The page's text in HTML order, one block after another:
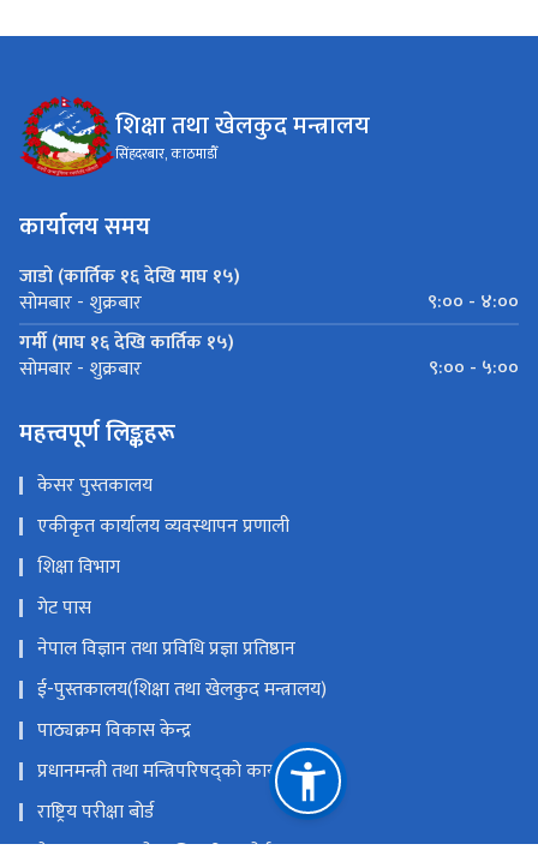
शिक्षा तथा खेलकुद मन्त्रालय
सिंहदरबार, काठमाडौँ
कार्यालय समय
जाडो (कार्तिक १६ देखि माघ १५)
सोमबार - शुक्रबार
९:०० - ४:००
गर्मी (माघ १६ देखि कार्तिक १५)
सोमबार - शुक्रबार ९:०० - ५:००
महत्त्वपूर्ण लिङ्कहरू
केसर पुस्तकालय
एकीकृत कार्यालय व्यवस्थापन प्रणाली
शिक्षा विभाग
गेट पास
नेपाल विज्ञान तथा प्रविधि प्रज्ञा प्रतिष्ठान
ई-पुस्तकालय(शिक्षा तथा खेलकुद मन्त्रालय)
पाठ्यक्रम विकास केन्द्र
प्रधानमन्त्री तथा मन्त्रिपरिषद्को कार्यालय
राष्ट्रिय परीक्षा बोर्ड
नेपाल सरकारको आधिकारिक पोर्टल